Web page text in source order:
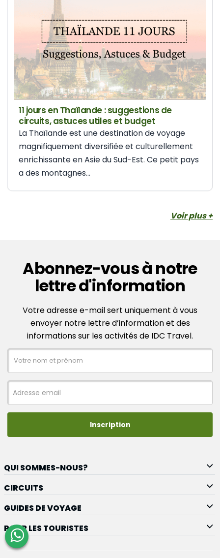
11 jours en Thaïlande : suggestions de
circuits, astuces utiles et budget
La Thaïlande est une destination de voyage
magnifiquement diversifiée et culturellement
enrichissante en Asie du Sud-Est. Ce petit pays
a des montagnes...
Voir plus +
Abonnez-vous à notre
lettre d'information
Votre adresse e-mail sert uniquement à vous
envoyer notre lettre d’information et des
informations sur les activités de IDC Travel.
Inscription
QUI SOMMES-NOUS?
CIRCUITS
GUIDES DE VOYAGE
POUR LES TOURISTES